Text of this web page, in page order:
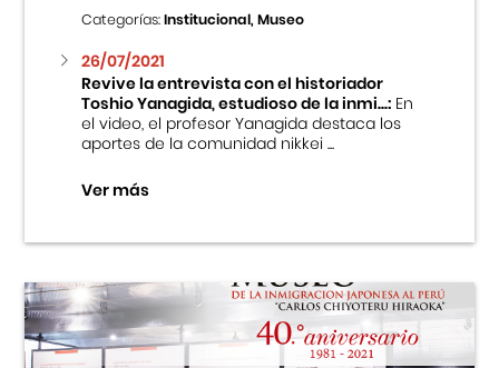
Categorías:Institucional, Museo
26/07/2021
Revive la entrevista con el historiador
Toshio Yanagida, estudioso de la inmi...:En
el video, el profesor Yanagida destaca los
aportes de la comunidad nikkei ...
Ver más